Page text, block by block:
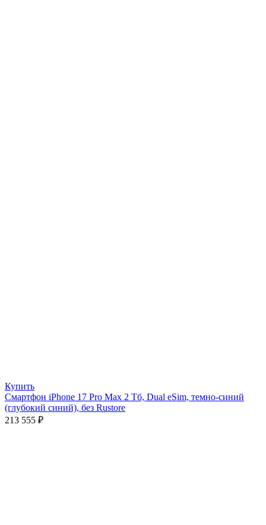
Купить
Смартфон iPhone 17 Pro Max 2 Тб, Dual eSim, темно-синий
(глубокий синий), без Rustore
213 555 ₽